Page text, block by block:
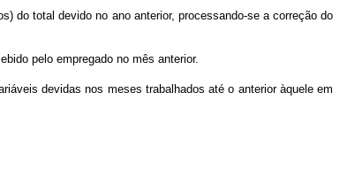
do total devido no ano anterior, processando-se a correção do
pelo empregado no mês anterior.
devidas nos meses trabalhados até o anterior àquele em